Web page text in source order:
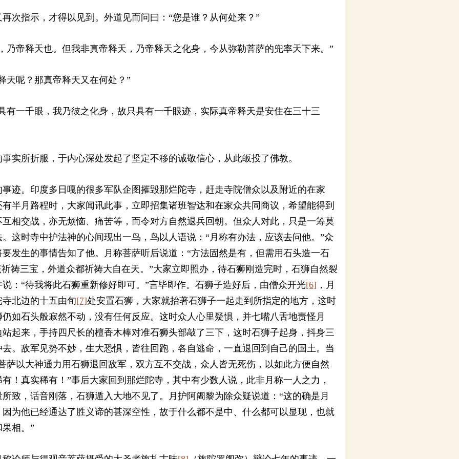
次指示，才得以见到。外道见而问曰：“您是谁？从何处来？”
乃帝释天也。但我非真帝释天，乃帝释天之化身，今从弥勒菩萨的兜率天下来。”
天呢？那真帝释天又在何处？”
有一千眼，我乃彼之化身，故只具有一千眼迹，实际真帝释天是安住在三十三
实所折服，于内心深处发起了坚定不移的诚敬信心，从此皈投了佛教。
迹。印度多日嘎的很多军队企图摧毁那烂陀寺，赶走寺院僧众以及附近的在家
半月路程时，大家闻讯此事，立即招集诸班智达和在家众共同商议，希望能得到
相交战，亦无烦恼、痛苦等，而令对方自然退兵回朝。但众人对此，只是一筹莫
这时寺中护法神的心间现出一鸟，鸟以人语说：“月称有办法，应该去问他。”众
发生的事情告知了他。月称菩萨听后说道：“方法固然是有，但需用石头造一石
祷三宝，外道众都祈祷大自在天。”大家立即照办，待石狮刚造完时，石狮自然裂
：“待我将此石狮重新修好即可。”言毕即作。石狮子造好后，由僧众开光[6] ，月
北边的十五由旬[7]处安置石狮，大家就抬著石狮子一起走到所指定的地方，这时
如石头般寂然不动，没有任何反应。这时众人心里疑惧，并七嘴八舌地责怪月
起来，手持四尺长的檀香木棒对准石狮头部敲了三下，这时石狮子起身，抖身三
。敌军见势不妙，生大恐惧，皆往回跑，各自逃命，一直退回到自己的国土。当
萨以大神通力用石狮退回敌军，双方互不交战，众人皆无死伤，以如此方便自然
！真实稀有！”事后大家回到那烂陀寺，其中有少数人说，此非月称一人之力，
致，话音刚落，石狮遁入大地不见了。月护阿阇黎为除众疑说道：“这的确是月
为他已经通达了胜义谛的甚深空性，故于什么都不是中、什么都可以显现，也就
相。”